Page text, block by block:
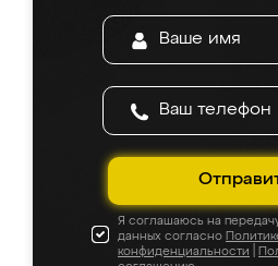
Я соглашаюсь на
данных согласно
конфиденциальности